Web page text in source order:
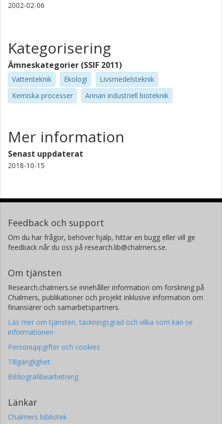
2002-02-06
Kategorisering
Ämneskategorier (SSIF 2011)
Vattenteknik Ekologi
Livsmedelsteknik
Kemiska processer
Annan industriell bioteknik
Mer information
Senast uppdaterat
2018-10-15
Feedback och support
Om du har frågor, behöver hjälp, hittar en bugg eller vill ge
feedback når du oss på research.lib@chalmers.se.
Om tjänsten
Research.chalmers.se innehåller information om forskning på
Chalmers, publikationer och projekt inklusive information om
finansiärer och samarbetspartners.
Läs mer om tjänsten, täckningsgrad och vilka som kan se
informationen
Personuppgifter och cookies
Tillgänglighet
Bibliografibearbetning
Länkar
Chalmers bibliotek